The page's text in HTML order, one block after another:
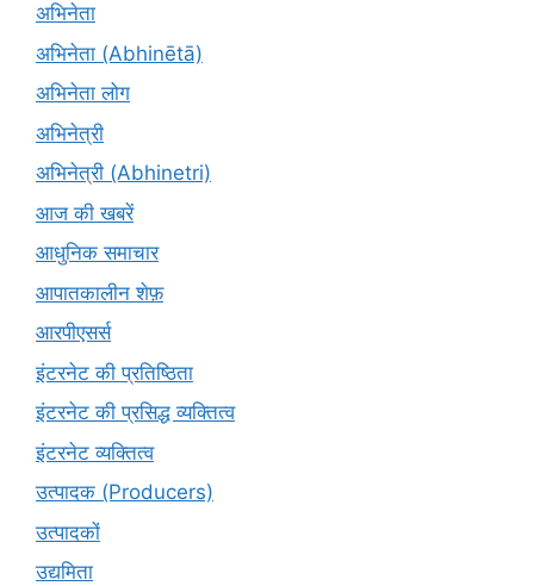
अभिनेता
अभिनेता (Abhinētā)
अभिनेता लोग
अभिनेत्री
अभिनेत्री (Abhinetri)
आज की खबरें
आधुनिक समाचार
आपातकालीन शेफ़
आरपीएसर्स
इंटरनेट की प्रतिष्ठिता
इंटरनेट की प्रसिद्ध व्यक्तित्व
इंटरनेट व्यक्तित्व
उत्पादक (Producers)
उत्पादकों
उद्यमिता